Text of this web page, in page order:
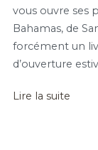
vous ouvre ses
Bahamas, de
forcément un
d’ouverture
Lire la suite